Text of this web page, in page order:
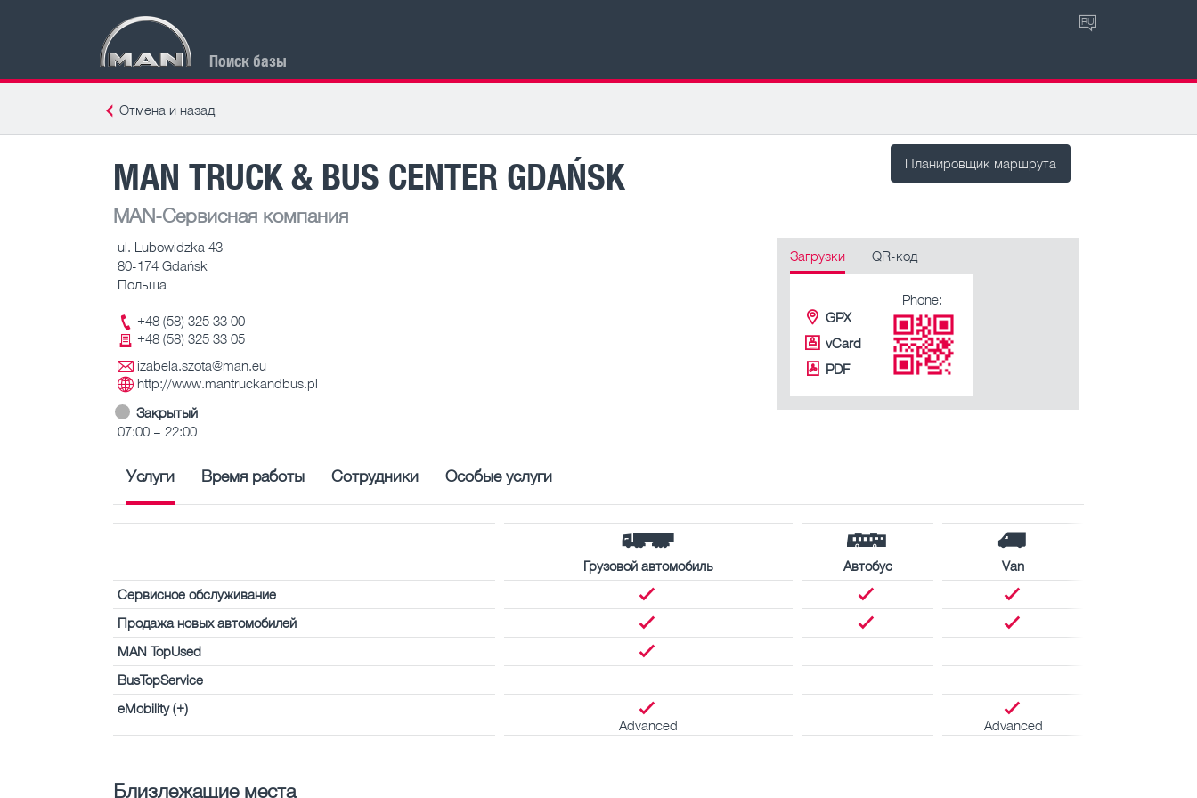
Поиск базы
RU
Отмена и назад
Планировщик маршрута
MAN TRUCK & BUS CENTER GDAŃSK
MAN-Сервисная компания
ul. Lubowidzka 43
80-174 Gdańsk
Польша
+48 (58) 325 33 00
+48 (58) 325 33 05
izabela.szota@man.eu
http://www.mantruckandbus.pl
Закрытый
07:00 – 22:00
Загрузки QR-код
GPX
vCard
PDF
Phone:
Услуги Время работы Сотрудники Особые услуги
Грузовой автомобиль Автобус
Van
Сервисное обслуживание
Продажа новых автомобилей
MAN TopUsed
BusTopService
eMobility (+)
Advanced
Advanced
Близлежащие места